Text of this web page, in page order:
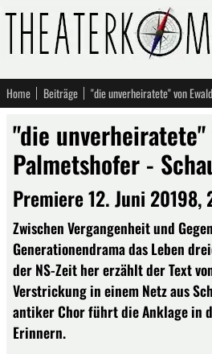
Home Beiträge
"die unverheiratete"
Palmetshofer -
Premiere 12. Juni
Zwischen Vergangenheit und
Generationendrama das Leben
der NS-Zeit her erzählt der Text
Verstrickung in einem Netz aus
antiker Chor führt die Anklage in
Erinnern.